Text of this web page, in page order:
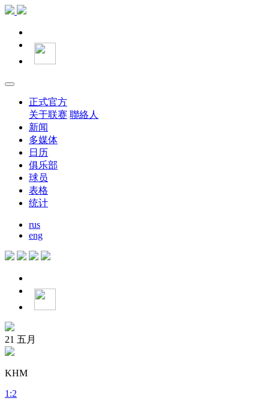
正式官方
关于联赛 聯絡人
新闻
多媒体
日历
俱乐部
球员
表格
统计
rus
eng
21 五月
KHM
1 :2